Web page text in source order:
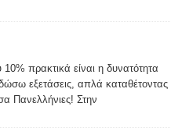
πρακτικά είναι η δυνατότητα
εξετάσεις, απλά καταθέτοντας
Πανελλήνιες! Στην